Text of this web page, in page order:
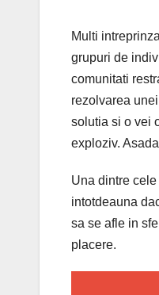
Multi
grupuri de
comunitati
rezolvarea
solutia si o vei
exploziv.
Una dintre
intotdeauna
sa se afle in
placere.